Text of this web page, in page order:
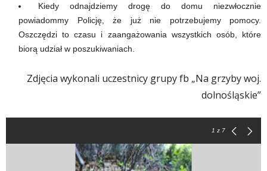
Kiedy odnajdziemy drogę do domu niezwłocznie
powiadommy Policję, że już nie potrzebujemy pomocy.
Oszczędzi to czasu i zaangażowania wszystkich osób, które
biorą udział w poszukiwaniach.
Zdjęcia wykonali uczestnicy grupy fb „Na grzyby woj.
dolnośląskie”
1 z 7